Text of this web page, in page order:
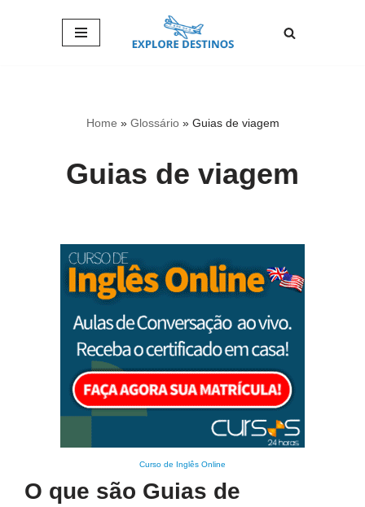
Home » Glossário» Guias de viagem
Guias de viagem
Curso de Inglês Online
O que são Guias de